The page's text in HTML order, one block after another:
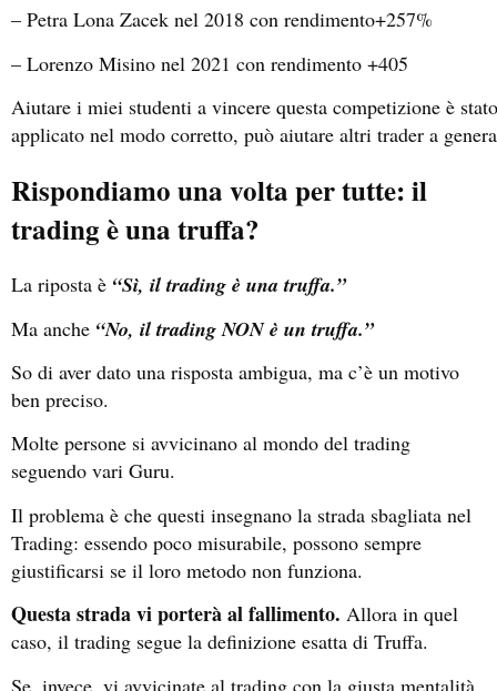
– Petra Lona Zacek nel 2018 con rendimento+257%
– Lorenzo Misino nel 2021 con rendimento +405
Aiutare i miei studenti a vincere questa competizione è
applicato nel modo corretto, può aiutare altri trader a
Rispondiamo una volta per tutte: il
trading è una truffa?
La riposta è “Sì, il trading è una truffa.”
Ma anche “No, il trading NON è un truffa.”
So di aver dato una risposta ambigua, ma c’è un motivo
ben preciso.
Molte persone si avvicinano al mondo del trading
seguendo vari Guru.
Il problema è che questi insegnano la strada sbagliata nel
Trading: essendo poco misurabile, possono sempre
giustificarsi se il loro metodo non funziona.
Questa strada vi porterà al fallimento. Allora in quel
caso, il trading segue la definizione esatta di Truffa.
Se, invece, vi avvicinate al trading con la giusta mentalità,